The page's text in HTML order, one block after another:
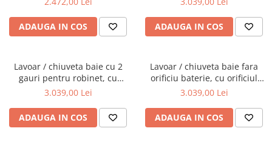
ADAUGA IN COS ADAUGA IN COS
Lavoar / chiuveta baie cu 2
gauri pentru robinet, cu
orificiul preaplin 60cm |
3.039,00 Lei
ADAUGA IN COS
Lavoar / chiuveta baie fara
orificiu baterie, cu orificiul
preaplin 60cm | 7316B403-
3.039,00 Lei
ADAUGA IN COS